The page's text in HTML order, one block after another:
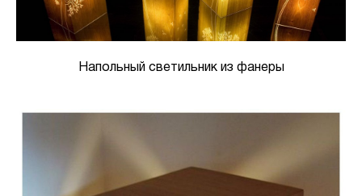
Напольный светильник из фанеры